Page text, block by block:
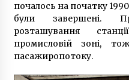
почалось на початку
були завершені.
розташування
промисловій зоні,
пасажиропотоку.